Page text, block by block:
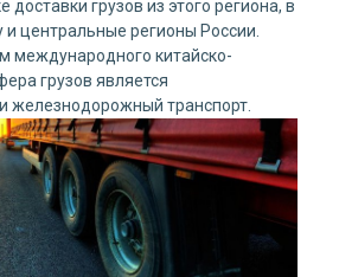
доставки грузов из этого региона, в
центральные регионы России.
международного китайско-
грузов является
железнодорожный транспорт.